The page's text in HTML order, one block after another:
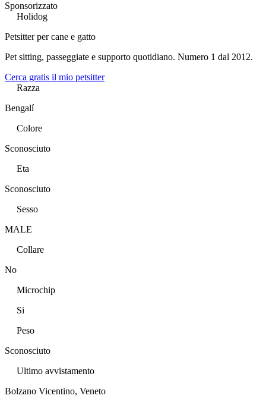
Sponsorizzato
Holidog
Petsitter per cane e gatto
Pet sitting, passeggiate e supporto quotidiano. Numero 1 dal 2012.
Cerca gratis il mio petsitter
Razza
Bengalí
Colore
Sconosciuto
Eta
Sconosciuto
Sesso
MALE
Collare
No
Microchip
Si
Peso
Sconosciuto
Ultimo avvistamento
Bolzano Vicentino, Veneto